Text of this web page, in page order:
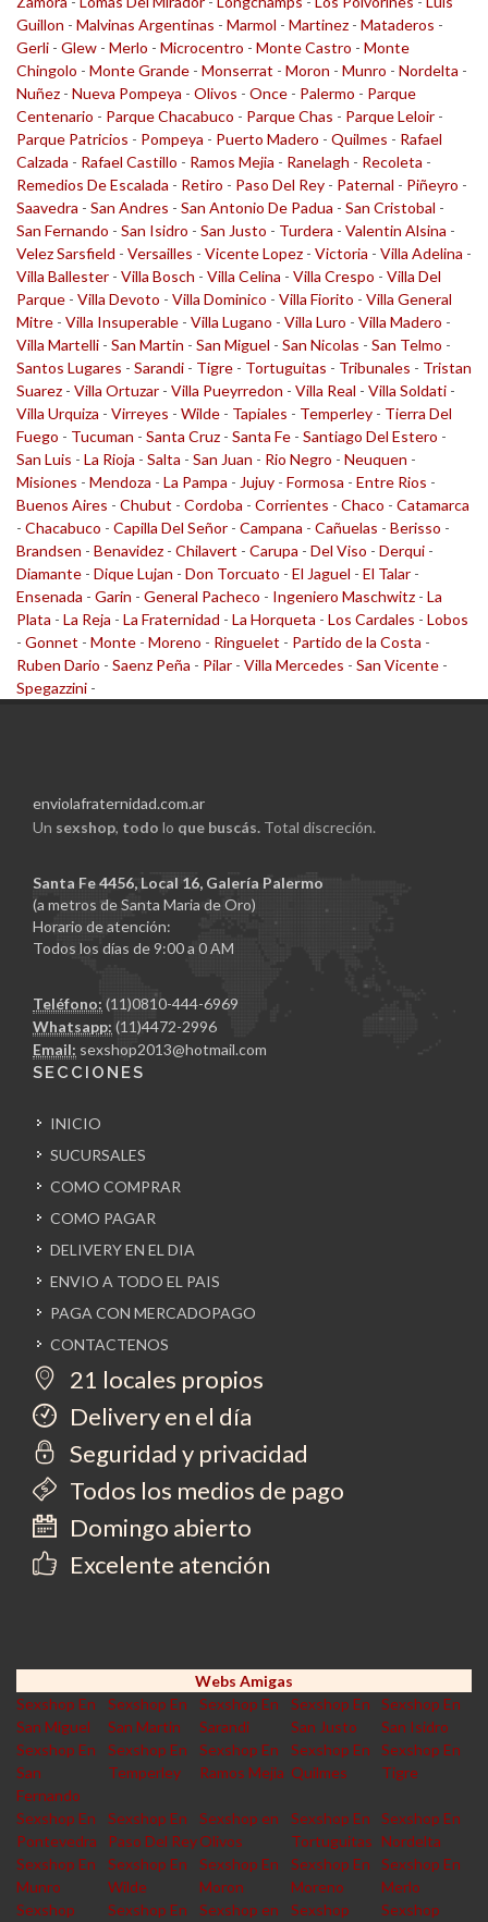
Guillon - Malvinas Argentinas - Marmol - Martinez - Mataderos -
Gerli - Glew - Merlo - Microcentro - Monte Castro - Monte
Chingolo - Monte Grande - Monserrat - Moron - Munro - Nordelta -
Nuñez - Nueva Pompeya - Olivos - Once - Palermo - Parque
Centenario - Parque Chacabuco - Parque Chas - Parque Leloir -
Parque Patricios - Pompeya - Puerto Madero - Quilmes - Rafael
Calzada - Rafael Castillo - Ramos Mejia - Ranelagh - Recoleta -
Remedios De Escalada - Retiro - Paso Del Rey - Paternal - Piñeyro -
Saavedra - San Andres - San Antonio De Padua - San Cristobal -
San Fernando - San Isidro - San Justo - Turdera - Valentin Alsina -
Velez Sarsfield - Versailles - Vicente Lopez - Victoria - Villa Adelina -
Villa Ballester - Villa Bosch - Villa Celina - Villa Crespo - Villa Del
Parque - Villa Devoto - Villa Dominico - Villa Fiorito - Villa General
Mitre - Villa Insuperable - Villa Lugano - Villa Luro - Villa Madero -
Villa Martelli - San Martin - San Miguel - San Nicolas - San Telmo -
Santos Lugares - Sarandi - Tigre - Tortuguitas - Tribunales - Tristan
Suarez - Villa Ortuzar - Villa Pueyrredon - Villa Real - Villa Soldati -
Villa Urquiza - Virreyes - Wilde - Tapiales - Temperley - Tierra Del
Fuego - Tucuman - Santa Cruz - Santa Fe - Santiago Del Estero -
San Luis - La Rioja - Salta - San Juan - Rio Negro - Neuquen -
Misiones - Mendoza - La Pampa - Jujuy - Formosa - Entre Rios -
Buenos Aires - Chubut - Cordoba - Corrientes - Chaco - Catamarca
- Chacabuco - Capilla Del Señor - Campana - Cañuelas - Berisso -
Brandsen - Benavidez - Chilavert - Carupa - Del Viso - Derqui -
Diamante - Dique Lujan - Don Torcuato - El Jaguel - El Talar -
Ensenada - Garin - General Pacheco - Ingeniero Maschwitz - La
Plata - La Reja - La Fraternidad - La Horqueta - Los Cardales - Lobos
- Gonnet - Monte - Moreno - Ringuelet - Partido de la Costa -
Ruben Dario - Saenz Peña - Pilar - Villa Mercedes - San Vicente -
Spegazzini -
enviolafraternidad.com.ar
Un sexshop, todo lo que buscás. Total discreción.
Santa Fe 4456, Local 16, Galería Palermo
(a metros de Santa Maria de Oro)
Horario de atención:
Todos los días de 9:00 a 0 AM
Teléfono: (11)0810-444-6969
Whatsapp: (11)4472-2996
Email: sexshop2013@hotmail.com
SECCIONES
INICIO
SUCURSALES
COMO COMPRAR
COMO PAGAR
DELIVERY EN EL DIA
ENVIO A TODO EL PAIS
PAGA CON MERCADOPAGO
CONTACTENOS
21 locales propios
Delivery en el día
Seguridad y privacidad
Todos los medios de pago
Domingo abierto
Excelente atención
Webs Amigas
Sexshop En
San Miguel
Sexshop En
San Martin
Sexshop En
Sarandi
Sexshop En
San Justo
Sexshop En
San Isidro
Sexshop En
San
Fernando
Sexshop En
Temperley
Sexshop En
Ramos Mejia
Sexshop En
Quilmes
Sexshop En
Tigre
Sexshop En
Pontevedra
Sexshop En
Paso Del Rey
Sexshop en
Olivos
Sexshop En
Tortuguitas
Sexshop En
Nordelta
Sexshop En
Munro
Sexshop En
Wilde
Sexshop En
Moron
Sexshop En
Moreno
Sexshop En
Merlo
Sexshop
Sexshop En
Sexshop en
Sexshop
Sexshop